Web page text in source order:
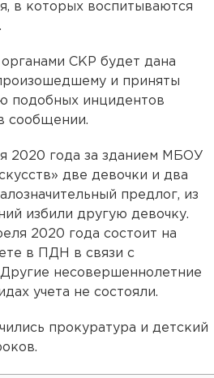
в которых воспитываются
СКР будет дана
и приняты
подобных инцидентов
сообщении.
2020 года за зданием МБОУ
две девочки и два
предлог, из
избили другую девочку.
2020 года состоит на
в ПДН в связи с
несовершеннолетние
учета не состояли.
прокуратура и детский